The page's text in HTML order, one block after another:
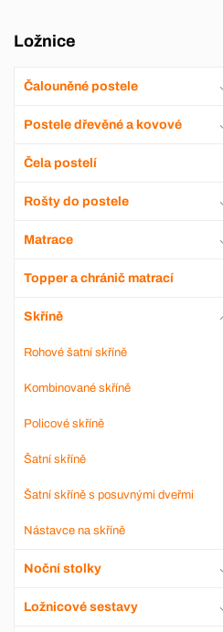
Ložnice
Čalouněné postele
Postele dřevěné a kovové
Čela postelí
Rošty do postele
Matrace
Topper a chránič matrací
Skříně
Rohové šatní skříně
Kombinované skříně
Policové skříně
Šatní skříně
Šatní skříně s posuvnými dveřmi
Nástavce na skříně
Noční stolky
Ložnicové sestavy